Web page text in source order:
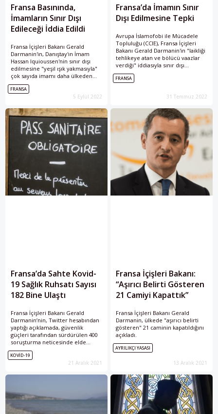
Fransa Basınında,
İmamların Sınır Dışı
Edileceği İddia Edildi
Fransa İçişleri Bakanı Gerald
Darmanin'in, Danıştay'ın İmam
Hassan Iquioussen'nin sınır dışı
edilmesine "yeşil ışık yakmasıyla"
çok sayıda imamı daha ülkeden
göndermek için liste oluşturduğu
öne sürüldü.
FRANSA
5 Eylül 2022
Fransa’da İmamın Sınır
Dışı Edilmesine Tepki
Avrupa İslamofobi ile Mücadele
Topluluğu (CCIE), Fransa İçişleri
Bakanı Gerald Darmanin'in "laikliği
tehlikeye atan ve bölücü vaazlar
verdiği" iddiasıyla sınır dışı
edileceğini duyurduğu imam
Hassan Iquioussen'in
FRANSA
31 Temmuz 2022
Fransa’da Sahte Kovid-
19 Sağlık Ruhsatı Sayısı
182 Bine Ulaştı
Fransa İçişleri Bakanı Gerald
Darmanin’nin, Twitter hesabından
yaptığı açıklamada, güvenlik
güçleri tarafından sürdürülen 400
soruşturma neticesinde elde
edilen verilere göre 182 bin sahte
Kovid-19 sağlık ruhsatı tespit
edildiğini belirtti. Araştırmaların
alan, satan veya kullananların 5 yıla
kadar hapis ve 75 bin avro
KOVID-19
21 Aralık 2021
Fransa İçişleri Bakanı:
“Aşırıcı Belirti Gösteren
21 Camiyi Kapattık”
Fransa İçişleri Bakanı Gerald
Darmanin, ülkede "aşırıcı belirti
gösteren" 21 caminin kapatıldığını
açıkladı.
AYRILIKÇI YASASI
13 Aralık 2021